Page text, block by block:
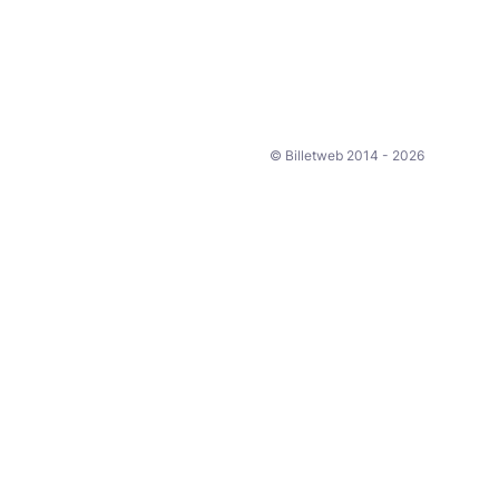
© Billetweb 2014 - 2026